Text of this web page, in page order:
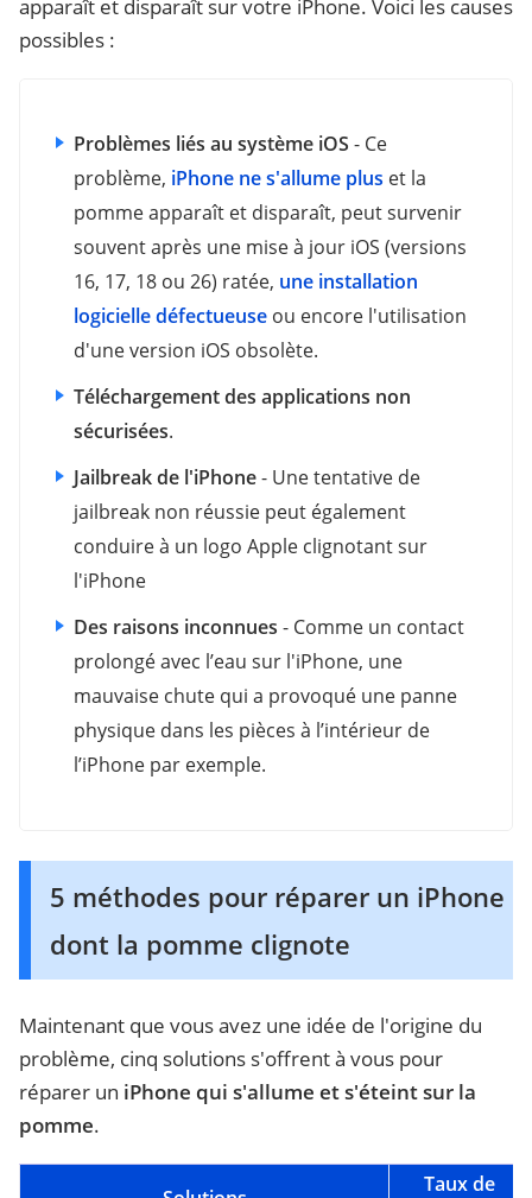
apparaît et disparaît sur votre iPhone. Voici les causes
possibles :
Problèmes liés au système iOS - Ce
problème, iPhone ne s'allume plus et la
pomme apparaît et disparaît, peut survenir
souvent après une mise à jour iOS (versions
16, 17, 18 ou 26) ratée, une installation
logicielle défectueuse ou encore l'utilisation
d'une version iOS obsolète.
Téléchargement des applications non
sécurisées.
Jailbreak de l'iPhone- Une tentative de
jailbreak non réussie peut également
conduire à un logo Apple clignotant sur
l'iPhone
Des raisons inconnues - Comme un contact
prolongé avec l’eau sur l'iPhone, une
mauvaise chute qui a provoqué une panne
physique dans les pièces à l’intérieur de
l’iPhone par exemple.
5 méthodes pour réparer un iPhone
dont la pomme clignote
Maintenant que vous avez une idée de l'origine du
problème, cinq solutions s'offrent à vous pour
réparer un iPhone qui s'allume et s'éteint sur la
pomme.
Taux de